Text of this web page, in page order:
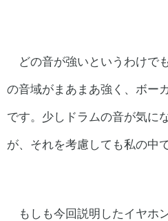
どの音が強いというわけで
の音域がまあまあ強く、ボー
です。少しドラムの音が気に
が、それを考慮しても私の中
もしも今回説明したイヤホ